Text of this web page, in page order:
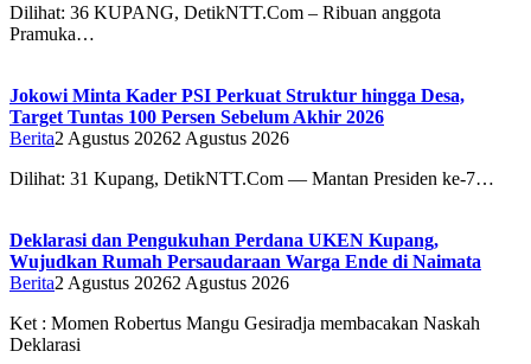
Dilihat: 36 ‎‎KUPANG, DetikNTT.Com – Ribuan anggota
Pramuka…
Jokowi Minta Kader PSI Perkuat Struktur hingga Desa,
Target Tuntas 100 Persen Sebelum Akhir 2026
Berita2 Agustus 20262 Agustus 2026
Dilihat: 31 Kupang, DetikNTT.Com — Mantan Presiden ke-7…
Deklarasi dan Pengukuhan Perdana UKEN Kupang,
Wujudkan Rumah Persaudaraan Warga Ende di Naimata
Berita2 Agustus 20262 Agustus 2026
Ket : Momen Robertus Mangu Gesiradja membacakan Naskah
Deklarasi